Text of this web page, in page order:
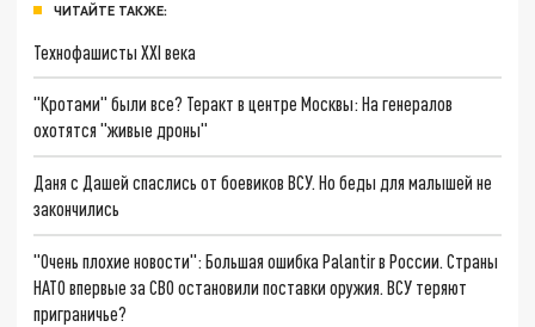
ЧИТАЙТЕ ТАКЖЕ:
Технофашисты XXI века
"Кротами" были все? Теракт в центре Москвы: На генералов
охотятся "живые дроны"
Даня с Дашей спаслись от боевиков ВСУ. Но беды для малышей не
закончились
"Очень плохие новости": Большая ошибка Palantir в России. Страны
НАТО впервые за СВО остановили поставки оружия. ВСУ теряют
приграничье?